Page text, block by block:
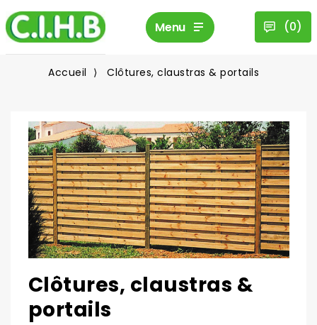
Menu (0)
Accueil Clôtures, claustras & portails
Clôtures, claustras &
portails